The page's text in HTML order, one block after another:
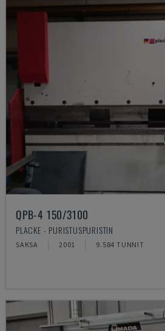
QPB-4 150/3100
PLACKE - PURISTUSPURISTIN
SAKSA 2001 9.584 TUNNIT